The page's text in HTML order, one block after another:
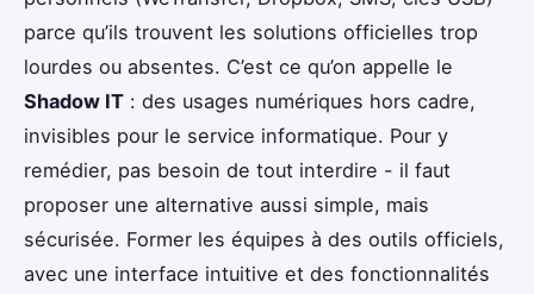
parce qu’ils trouvent les solutions officielles trop
lourdes ou absentes. C’est ce qu’on appelle le
Shadow IT : des usages numériques hors cadre,
invisibles pour le service informatique. Pour y
remédier, pas besoin de tout interdire - il faut
proposer une alternative aussi simple, mais
sécurisée. Former les équipes à des outils officiels,
avec une interface intuitive et des fonctionnalités